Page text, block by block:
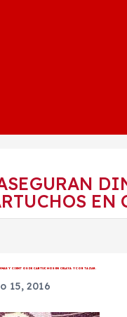
EN
Y CIENTOS DE CARTUCHOS EN CELAYA Y CORTAZAR.
15, 2016